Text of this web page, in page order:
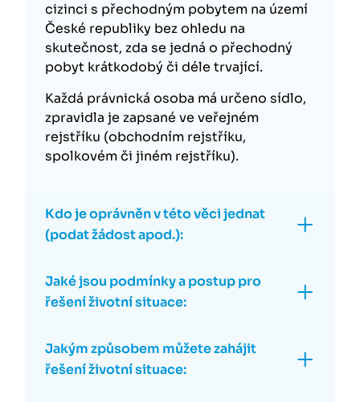
cizinci s přechodným pobytem na území
České republiky bez ohledu na
skutečnost, zda se jedná o přechodný
pobyt krátkodobý či déle trvající.
Každá právnická osoba má určeno sídlo,
zpravidla je zapsané ve veřejném
rejstříku (obchodním rejstříku,
spolkovém či jiném rejstříku).
Kdo je oprávněn v této věci jednat
(podat žádost apod.):
Jaké jsou podmínky a postup pro
řešení životní situace:
Jakým způsobem můžete zahájit
řešení životní situace: